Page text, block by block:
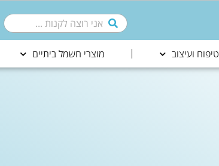
טיפוח ועיצוב מוצרי חשמל ביתיים